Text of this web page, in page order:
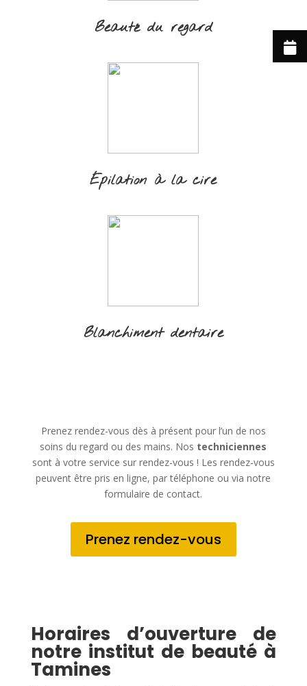
Beauté du regard
Épilation à la cire
Blanchiment dentaire
Prenez rendez-vous dès à présent pour l’un de nos
soins du regard ou des mains. Nos techniciennes
sont à votre service sur rendez-vous ! Les rendez-vous
peuvent être pris en ligne, par téléphone ou via notre
formulaire de contact.
Prenez rendez-vous
Horaires d’ouverture de
notre institut de beauté à
Tamines